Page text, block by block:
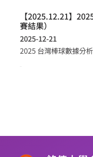
【2025.12.21】
賽結果）
2025-12-21
2025 台灣棒球數據分